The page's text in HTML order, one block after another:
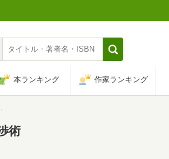
本ランキング 作家ランキング
術